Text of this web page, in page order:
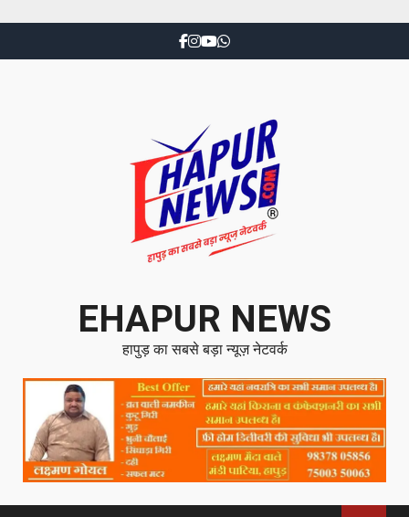
EHAPUR NEWS
हापुड़ का सबसे बड़ा न्यूज़ नेटवर्क